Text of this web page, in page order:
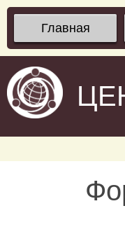
Главная